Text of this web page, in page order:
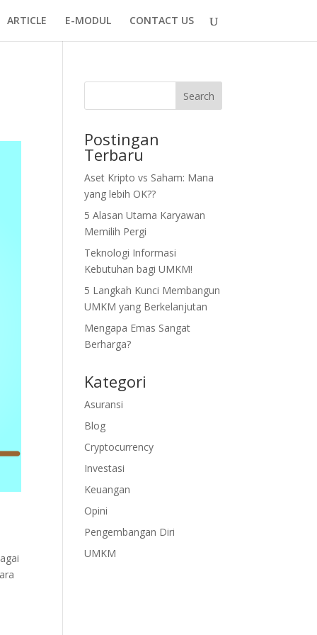
ARTICLE E-MODUL CONTACT US
Search
Postingan
Terbaru
Aset Kripto vs Saham: Mana
yang lebih OK??
5 Alasan Utama Karyawan
Memilih Pergi
Teknologi Informasi
Kebutuhan bagi UMKM!
5 Langkah Kunci Membangun
UMKM yang Berkelanjutan
Mengapa Emas Sangat
Berharga?
Kategori
Asuransi
Blog
Cryptocurrency
Investasi
Keuangan
Opini
Pengembangan Diri
UMKM